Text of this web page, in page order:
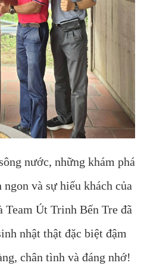
nước, những khám phá
và sự hiếu khách của
Team Út Trinh Bến Tre đã
nhật thật đặc biệt đậm
chân tình và đáng nhớ!